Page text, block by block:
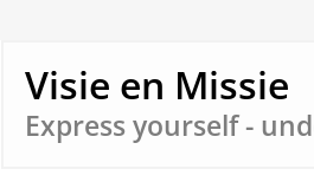
Visie en Missie
Express yourself -